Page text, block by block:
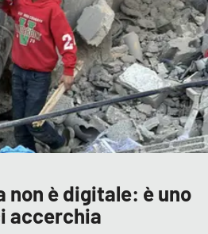
non è digitale: è uno
accerchia